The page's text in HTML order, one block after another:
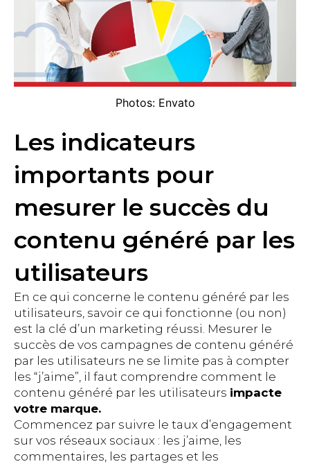
Photos: Envato
Les indicateurs
importants pour
mesurer le succès du
contenu généré par les
utilisateurs
En ce qui concerne le contenu généré par les
utilisateurs, savoir ce qui fonctionne (ou non)
est la clé d’un marketing réussi. Mesurer le
succès de vos campagnes de contenu généré
par les utilisateurs ne se limite pas à compter
les “j’aime”, il faut comprendre comment le
contenu généré par les utilisateurs impacte
votre marque.
Commencez par suivre le taux d’engagement
sur vos réseaux sociaux : les j’aime, les
commentaires, les partages et les